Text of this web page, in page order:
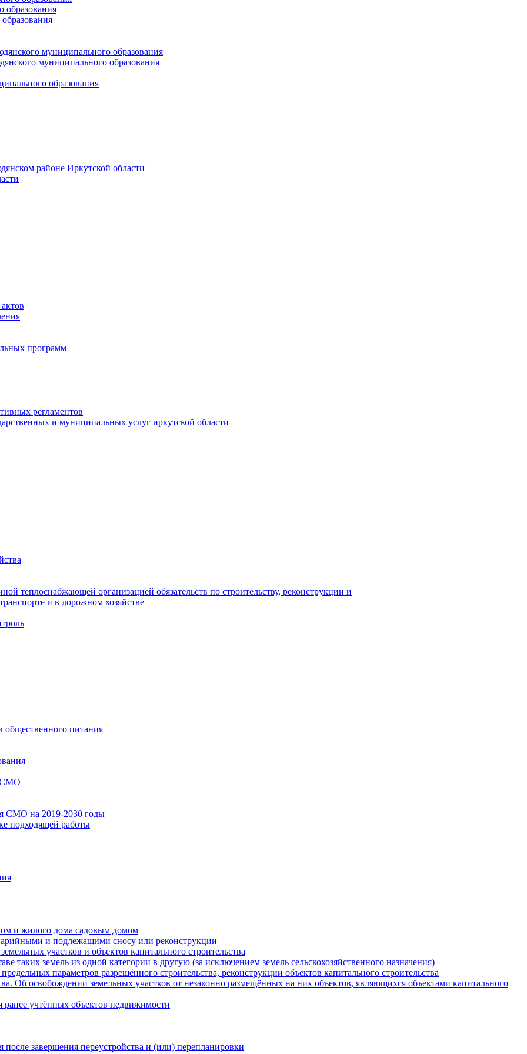
муниципального образования
муниципального образования
образования
районе Иркутской области
программ
регламентов
и муниципальных услуг иркутской области
теплоснабжающей организацией обязательств по строительству, реконструкции и
и в дорожном хозяйстве
общественного питания
СМО
СМО на 2019-2030 годы
подходящей работы
и жилого дома садовым домом
и подлежащими сносу или реконструкции
участков и объектов капитального строительства
таких земель из одной категории в другую (за исключением земель сельскохозяйственного назначения)
параметров разрешённого строительства, реконструкции объектов капитального строительства
Об освобождении земельных участков от незаконно размещённых на них объектов, являющихся объектами капитального
учтённых объектов недвижимости
завершения переустройства и (или) перепланировки